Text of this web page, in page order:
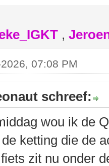
,
07:08 PM
schreef:
wou ik de
ketting die de
zit nu onder